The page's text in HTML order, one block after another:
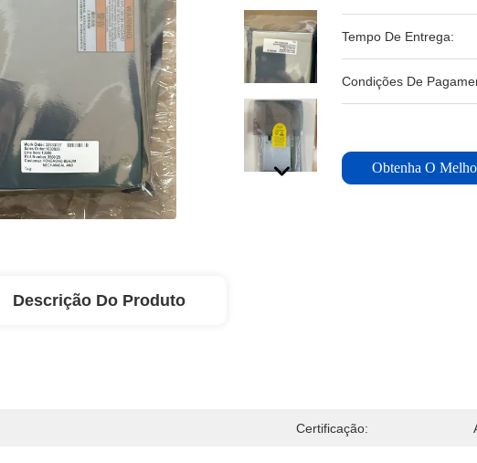
Tempo De Entrega:
Condições De
Obtenha O
Descrição Do Produto
Certificação: